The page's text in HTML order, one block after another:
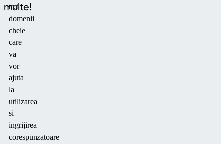
multe!
trei
domenii
cheie
care
va
vor
ajuta
la
utilizarea
si
ingrijirea
corespunzatoare